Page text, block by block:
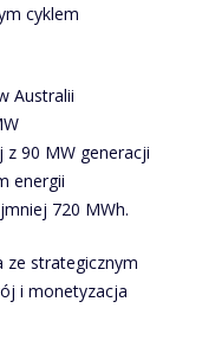
cyklem
Australii
z 90 MW generacji
energii
720 MWh.
ze strategicznym
i monetyzacja